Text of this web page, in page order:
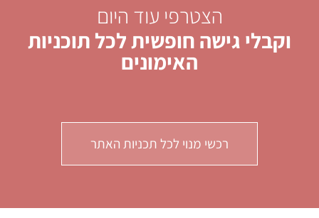
הצטרפי עוד היום
וקבלי גישה חופשית לכל תוכניות
האימונים
רכשי מנוי לכל תכניות האתר